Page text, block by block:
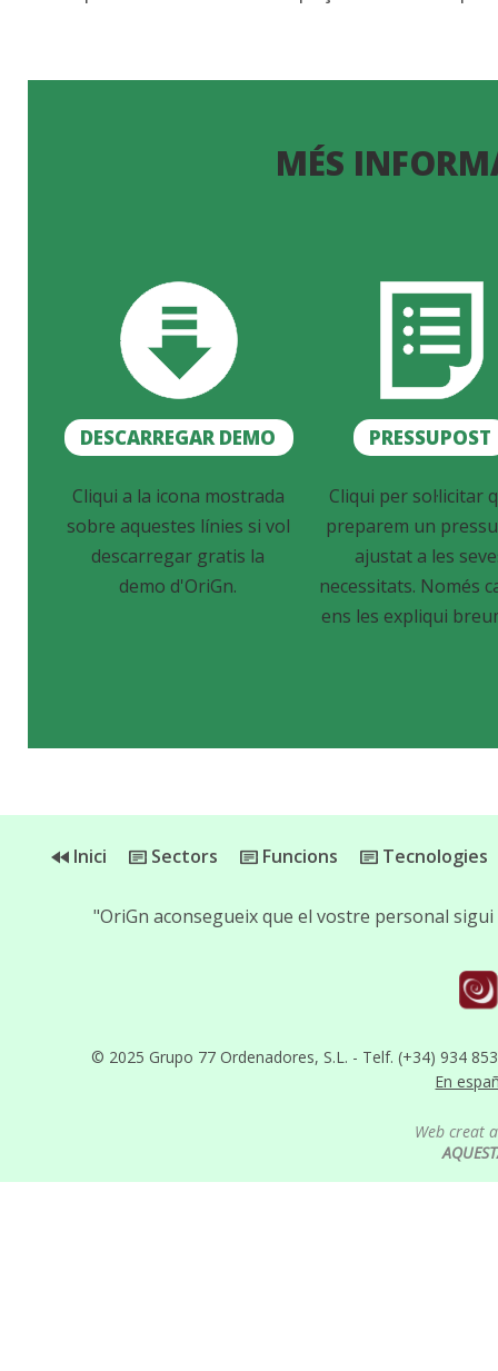
MÉS
DESCARREGAR DEMO PRESSUPOST
Cliqui a la icona mostrada
sobre aquestes línies si vol
descarregar gratis la
demo d'OriGn.
Cliqui per sol·licitar
preparem un
ajustat a les
necessitats. Només
ens les expliqui
Inici Sectors Funcions Tecnologies
© 2025 Grupo 77 Ordenadores, S.L. - Telf. (+34) 934
En
"OriGn aconsegueix que el vostre personal
Web creat